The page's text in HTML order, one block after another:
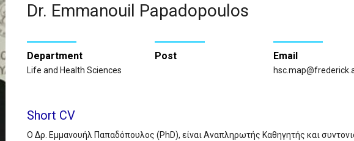
Dr. Emmanouil Papadopoulos
Department
Life and Health Sciences
Post Email
Short CV
Ο Δρ. Εμμανουήλ Παπαδόπουλος (PhD), είναι Αναπληρωτής Καθηγητής και